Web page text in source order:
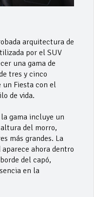
arquitectura de
por el SUV
una gama de
tres y cinco
un Fiesta con el
de vida.
gama incluye un
del morro,
más grandes. La
aparece ahora dentro
del capó,
en la